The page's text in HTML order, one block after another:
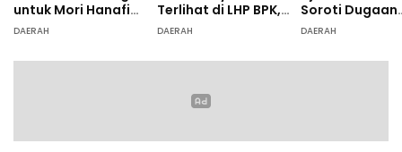
untuk Mori Hanafi
Menguat
DAERAH
Terlihat di LHP BPK,
Legislator PDIP DPRD
Investigatif
DAERAH
Soroti Dugaan
DAERAH